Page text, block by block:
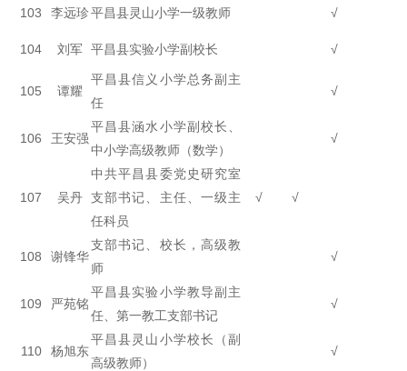
103 李远珍平昌县灵山小学一级教师 √
104 刘军 平昌县实验小学副校长 √
105 谭耀
平昌县信义小学总务副主
任
√
106 王安强
平昌县涵水小学副校长、
中小学高级教师（数学）
√
107 吴丹
中共平昌县委党史研究室
支部书记、主任、一级主
任科员
√ √
108 谢锋华
支部书记、校长，高级教
师
√
109 严苑铭
平昌县实验小学教导副主
任、第一教工支部书记
√
110 杨旭东
平昌县灵山小学校长（副
高级教师）
√